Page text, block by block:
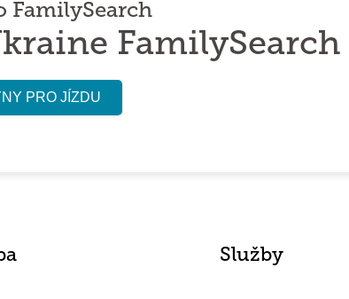
FamilySearch
FamilySearch
PRO JÍZDU
Služby